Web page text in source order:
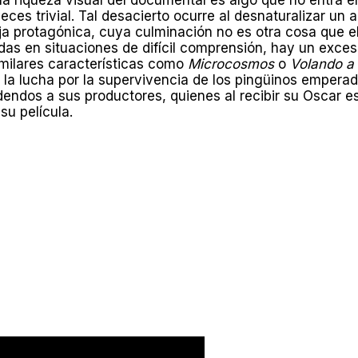
trivial. Tal desacierto ocurre al desnaturalizar un
protagónica, cuya culminación no es otra cosa que
en situaciones de difícil comprensión, hay un
características como Microcosmoso Volando
lucha por la supervivencia de los pingüinos
a sus productores, quienes al recibir su Oscar
película.